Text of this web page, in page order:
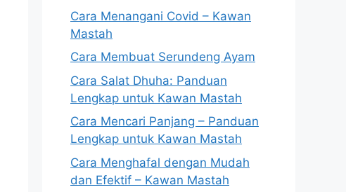
Cara Menangani Covid – Kawan
Mastah
Cara Membuat Serundeng Ayam
Cara Salat Dhuha: Panduan
Lengkap untuk Kawan Mastah
Cara Mencari Panjang – Panduan
Lengkap untuk Kawan Mastah
Cara Menghafal dengan Mudah
dan Efektif – Kawan Mastah